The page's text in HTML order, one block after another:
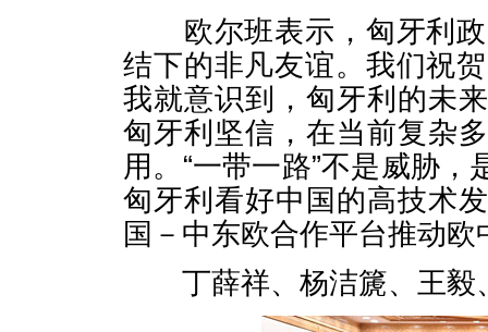
欧尔班表示，匈牙利政
结下的非凡友谊。我们祝
我就意识到，匈牙利的未
匈牙利坚信，在当前复杂
用。“一带一路”不是威胁
匈牙利看好中国的高技术
国－中东欧合作平台推动
丁薛祥、杨洁篪、王毅